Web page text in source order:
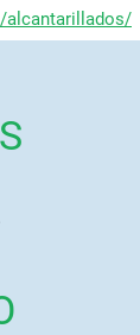
alcantarillados/